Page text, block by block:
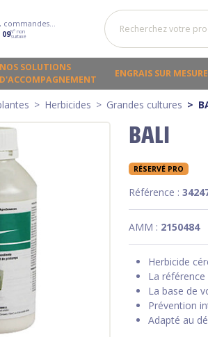
commandes…
09N° non
surtaxé
NOS SOLUTIONS
D'ACCOMPAGNEMENT
ENGRAIS SUR MESURE
Herbicides Grandes cultures
BALI
RÉSERVÉ PRO
Référence :
AMM : 2150484
Herbicide
La
La base de
Prévention
Adapté au